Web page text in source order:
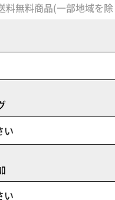
料無料商品(一部地域を